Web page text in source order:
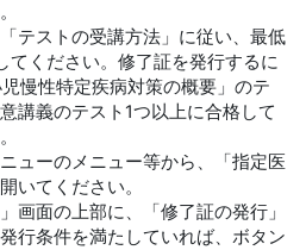
テストの受講方法」に従い、最低
てください。修了証を発行するに
慢性特定疾病対策の概要」のテ
講義のテスト1つ以上に合格して
ューのメニュー等から、「指定医
いてください。
画面の上部に、「修了証の発行」
行条件を満たしていれば、ボタン